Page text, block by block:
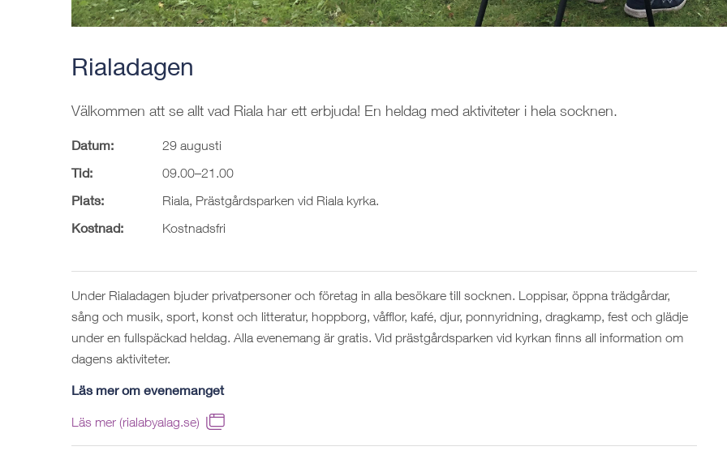
Rialadagen
Välkommen att se allt vad Riala har ett erbjuda! En heldag med aktiviteter i hela socknen.
Datum: 29 augusti
Tid: 09.00–21.00
Plats: Riala, Prästgårdsparken vid Riala kyrka.
Kostnad: Kostnadsfri
Under Rialadagen bjuder privatpersoner och företag in alla besökare till socknen. Loppisar, öppna trädgårdar,
sång och musik, sport, konst och litteratur, hoppborg, våfflor, kafé, djur, ponnyridning, dragkamp, fest och glädje
under en fullspäckad heldag. Alla evenemang är gratis. Vid prästgårdsparken vid kyrkan finns all information om
dagens aktiviteter.
Läs mer om evenemanget
Läs mer (rialabyalag.se)